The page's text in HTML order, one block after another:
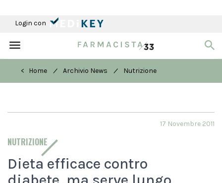
Login con
Toggle
< Home
/ Archivio News / Nutrizione
NUTRIZIONE
17 Novembre 2011
Dieta efficace contro